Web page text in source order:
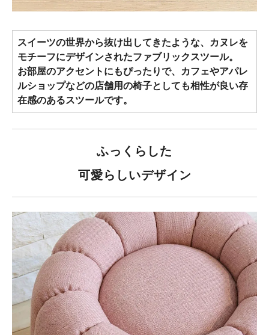
スイーツの世界から抜け出してきたような、カヌレを
モチーフにデザインされたファブリックスツール。
お部屋のアクセントにもぴったりで、カフェやアパレ
ルショップなどの店舗用の椅子としても相性が良い存
在感のあるスツールです。
ふっくらした
可愛らしいデザイン